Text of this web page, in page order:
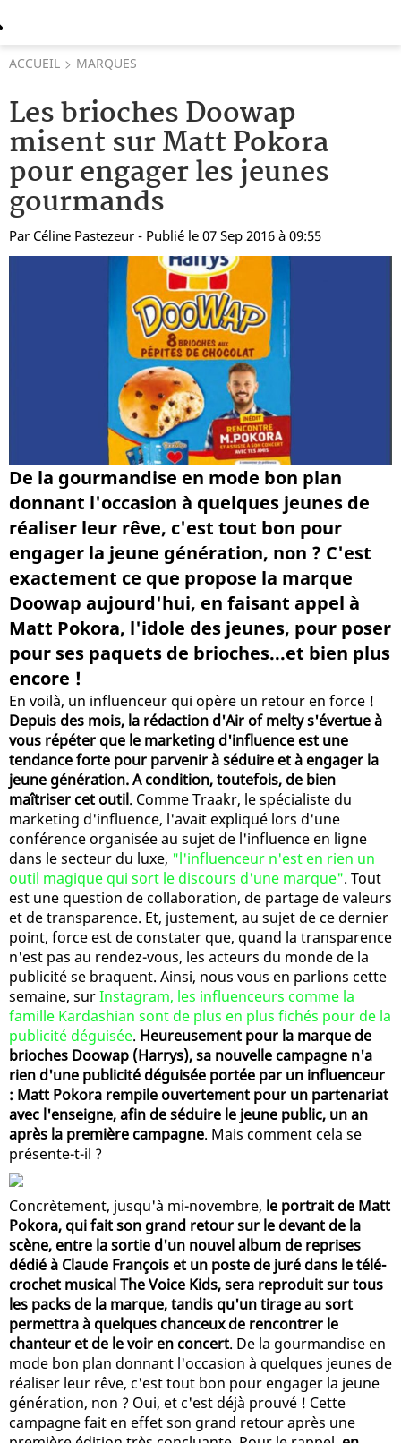
ACCUEIL MARQUES
Les brioches Doowap
misent sur Matt Pokora
pour engager les jeunes
gourmands
Par Céline Pastezeur - Publié le 07 Sep 2016 à 09:55
De la gourmandise en mode bon plan
donnant l'occasion à quelques jeunes de
réaliser leur rêve, c'est tout bon pour
engager la jeune génération, non ? C'est
exactement ce que propose la marque
Doowap aujourd'hui, en faisant appel à
Matt Pokora, l'idole des jeunes, pour poser
pour ses paquets de brioches...et bien plus
encore !
En voilà, un influenceur qui opère un retour en force !
Depuis des mois, la rédaction d'Air of melty s'évertue à
vous répéter que le marketing d'influence est une
tendance forte pour parvenir à séduire et à engager la
jeune génération. A condition, toutefois, de bien
maîtriser cet outil. Comme Traakr, le spécialiste du
marketing d'influence, l'avait expliqué lors d'une
conférence organisée au sujet de l'influence en ligne
dans le secteur du luxe, "l'influenceur n'est en rien un
outil magique qui sort le discours d'une marque". Tout
est une question de collaboration, de partage de valeurs
et de transparence. Et, justement, au sujet de ce dernier
point, force est de constater que, quand la transparence
n'est pas au rendez-vous, les acteurs du monde de la
publicité se braquent. Ainsi, nous vous en parlions cette
semaine, surInstagram, les influenceurs comme la
famille Kardashian sont de plus en plus fichés pour de la
publicité déguisée. Heureusement pour la marque de
brioches Doowap (Harrys), sa nouvelle campagne n'a
rien d'une publicité déguisée portée par un influenceur
: Matt Pokora rempile ouvertement pour un partenariat
avec l'enseigne, afin de séduire le jeune public, un an
après la première campagne. Mais comment cela se
présente-t-il ?
Concrètement, jusqu'à mi-novembre, le portrait de Matt
Pokora, qui fait son grand retour sur le devant de la
scène, entre la sortie d'un nouvel album de reprises
dédié à Claude François et un poste de juré dans le télé-
crochet musical The Voice Kids, sera reproduit sur tous
les packs de la marque, tandis qu'un tirage au sort
permettra à quelques chanceux de rencontrer le
chanteur et de le voir en concert. De la gourmandise en
mode bon plan donnant l'occasion à quelques jeunes de
réaliser leur rêve, c'est tout bon pour engager la jeune
génération, non ? Oui, et c'est déjà prouvé ! Cette
campagne fait en effet son grand retour après une